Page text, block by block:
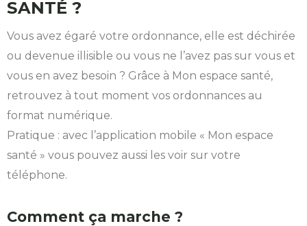
SANTÉ ?
Vous avez égaré votre ordonnance, elle est déchirée
ou devenue illisible ou vous ne l’avez pas sur vous et
vous en avez besoin ? Grâce à Mon espace santé,
retrouvez à tout moment vos ordonnances au
format numérique.
Pratique : avec l’application mobile « Mon espace
santé » vous pouvez aussi les voir sur votre
téléphone.
Comment ça marche ?